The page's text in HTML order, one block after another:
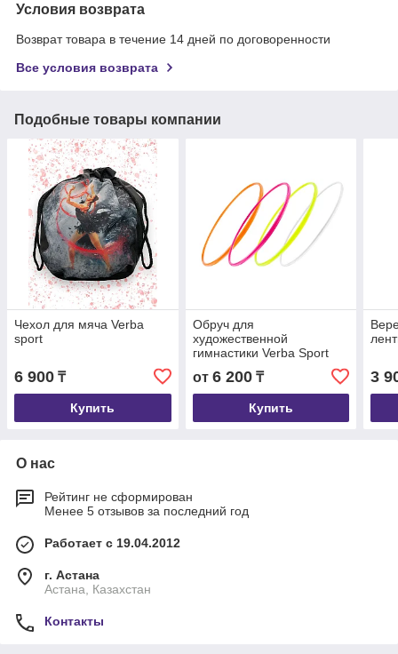
Условия возврата
Возврат товара в течение 14 дней по договоренности
Все условия возврата
Подобные товары компании
Чехол для мяча Verba
sport
6 900 ₸
Купить
Обруч для
художественной
гимнастики Verba Sport
от 6 200₸
Купить
3
О нас
Рейтинг не сформирован
Менее 5 отзывов за последний год
Работает с 19.04.2012
г. Астана
Астана, Казахстан
Контакты